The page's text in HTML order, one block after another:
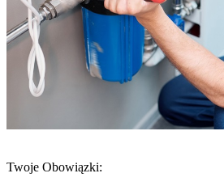
Twoje Obowiązki: